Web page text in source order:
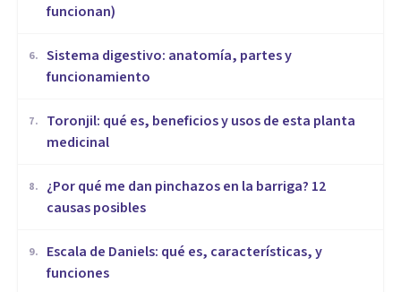
funcionan)
6. Sistema digestivo: anatomía, partes y
funcionamiento
7.
Toronjil: qué es, beneficios y usos de esta planta
medicinal
8.
¿Por qué me dan pinchazos en la barriga? 12
causas posibles
9.
Escala de Daniels: qué es, características, y
funciones